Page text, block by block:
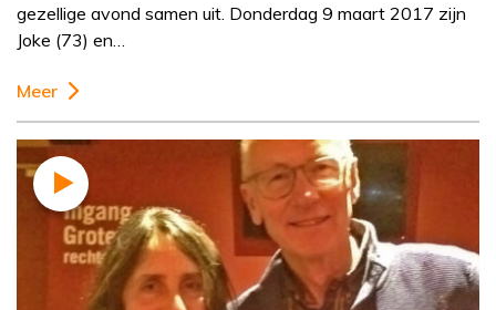
gezellige avond samen uit. Donderdag 9 maart 2017 zijn
Joke (73) en…
Meer